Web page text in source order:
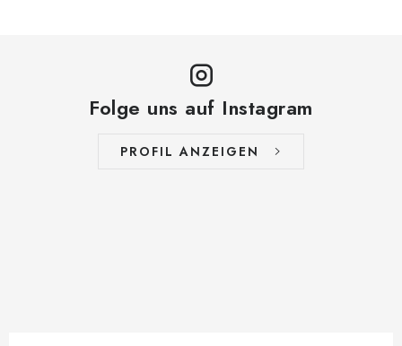
Folge uns auf Instagram
PROFIL ANZEIGEN